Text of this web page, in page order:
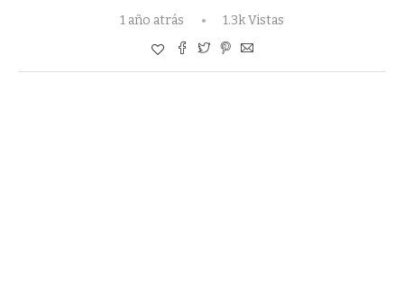
1 año atrás 1.3k Vistas